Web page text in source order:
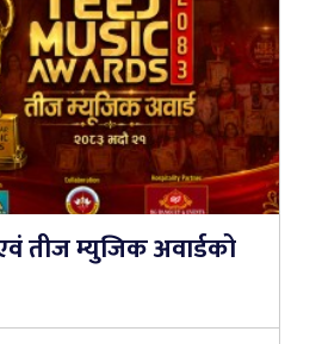
तीज म्युजिक अवार्डको